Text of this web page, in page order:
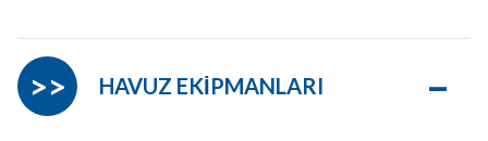
HAVUZ EKİPMANLARI –
>>